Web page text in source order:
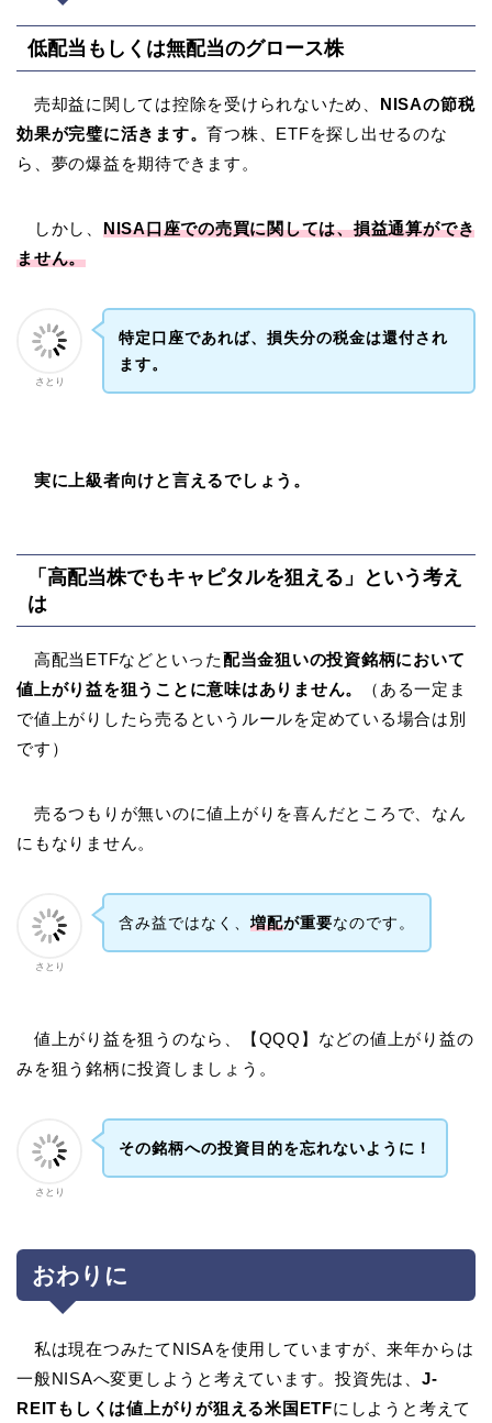
低配当もしくは無配当のグロース株
売却益に関しては控除を受けられないため、 NISAの節税
効果が完璧に活きます。育つ株、ETFを探し出せるのな
ら、夢の爆益を期待できます。
しかし、 NISA口座での売買に関しては、損益通算ができ
ません。
さとり
特定口座であれば、損失分の税金は還付され
ます。
実に上級者向けと言えるでしょう。
「高配当株でもキャピタルを狙える」という考え
は
高配当ETFなどといった配当金狙いの投資銘柄において
値上がり益を狙うことに意味はありません。
（ある一定ま
で値上がりしたら売るというルールを定めている場合は別
です）
売るつもりが無いのに値上がりを喜んだところで、なん
にもなりません。
さとり
含み益ではなく、 増配が重要なのです。
値上がり益を狙うのなら、【QQQ】などの値上がり益の
みを狙う銘柄に投資しましょう。
さとり
その銘柄への投資目的を忘れないように！
おわりに
私は現在つみたてNISAを使用していますが、来年からは
一般NISAへ変更しようと考えています。投資先は、J-
REITもしくは値上がりが狙える米国ETFにしようと考えて